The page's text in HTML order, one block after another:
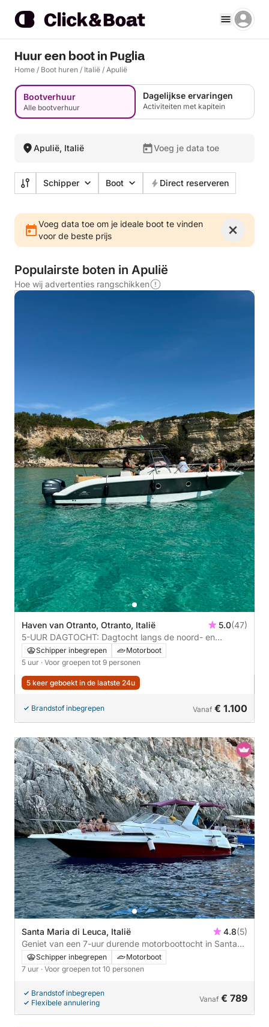
Huur een boot in Puglia
Home / Boot huren / Italië / Apulië
Bootverhuur
Alle bootverhuur
Dagelijkse ervaringen
Activiteiten met kapitein
Apulië, Italië Voeg je data toe
Schipper Boot Direct reserveren
Voeg data toe om je ideale boot te vinden
voor de beste prijs
Populairste boten in Apulië
Hoe wij advertenties rangschikken
Haven van Otranto, Otranto, Italië 5.0(47)
5-UUR DAGTOCHT: Dagtocht langs de noord- en
zuidkust met een gastronomische lunch **aanbevolen**
Schipper inbegrepen
Motorboot
5 uur · Voor groepen tot 9 personen
5 keer geboekt in de laatste 24u
Brandstof inbegrepen Vanaf € 1.100
Santa Maria di Leuca, Italië 4.8(5)
Geniet van een 7-uur durende motorboottocht in Santa
Maria di Leuca
Schipper inbegrepen
Motorboot
7 uur · Voor groepen tot 10 personen
Brandstof inbegrepen
Flexibele annulering
Vanaf € 789